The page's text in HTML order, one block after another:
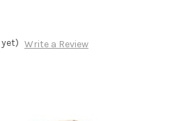
Write a Review